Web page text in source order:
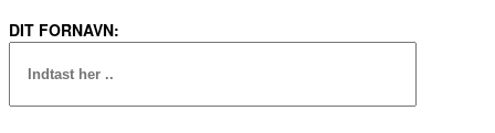
DIT FORNAVN: